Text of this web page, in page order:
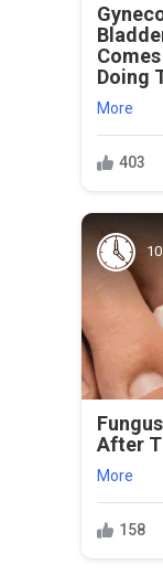
Doing
More
403
After
More
158